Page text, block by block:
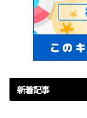
新着記事